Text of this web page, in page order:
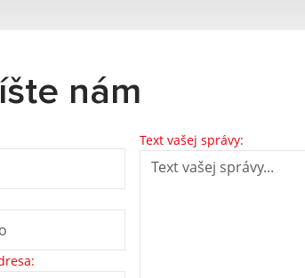
nám
Text vašej správy: